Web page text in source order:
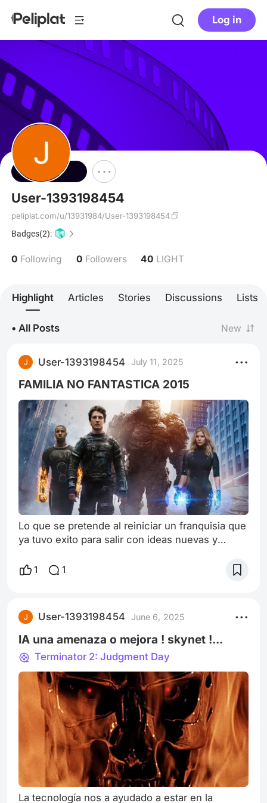
Log in
Follow
User-1393198454
peliplat.com/u/13931984/User-1393198454
Badges(2):
0 Following 0 Followers 40 LIGHT
Highlight Articles Stories Discussions Lists
• All Posts New
User-1393198454 July 11, 2025
FAMILIA NO FANTASTICA 2015
Lo que se pretende al reiniciar un franquisia que
ya tuvo exito para salir con ideas nuevas y
figuraba como nuevo aire , llevar de los comic
fans y los nuevo fans que no ven comics. que
sale mal con la primera familia de marvel,
primero el origen esta fuera de
1 1
User-1393198454 June 6, 2025
IA una amenaza o mejora ! skynet !...
Terminator 2: Judgment Day
La tecnología nos a ayudado a estar en la